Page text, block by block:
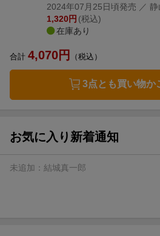
2024年07月25日頃発売 ／
1,320円 (税込)
在庫あり
合計 4,070円 （税込）
3点とも買い物か
お気に入り新着通知
未追加： 結城真一郎